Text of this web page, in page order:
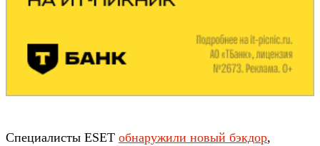
Специалисты ESET обнаружили новый бэкдор,